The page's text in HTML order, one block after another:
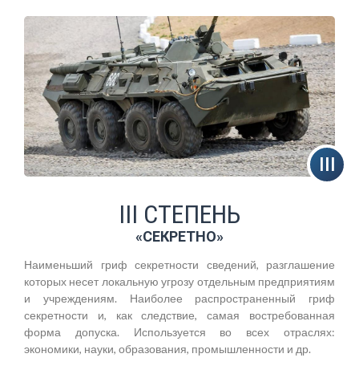
III СТЕПЕНЬ
«СЕКРЕТНО»
Наименьший гриф секретности сведений, разглашение
которых несет локальную угрозу отдельным предприятиям
и учреждениям. Наиболее распространенный гриф
секретности и, как следствие, самая востребованная
форма допуска. Используется во всех отраслях:
экономики, науки, образования, промышленности и др.